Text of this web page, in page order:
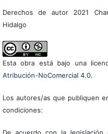
Derechos de autor 2021
Hidalgo
Esta obra está bajo una
Atribución-NoComercial 4.0.
Los autores/as que publiquen
condiciones: